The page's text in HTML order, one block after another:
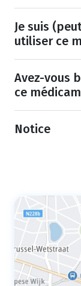
Je suis
utiliser ce
Avez-vous
ce
Notice